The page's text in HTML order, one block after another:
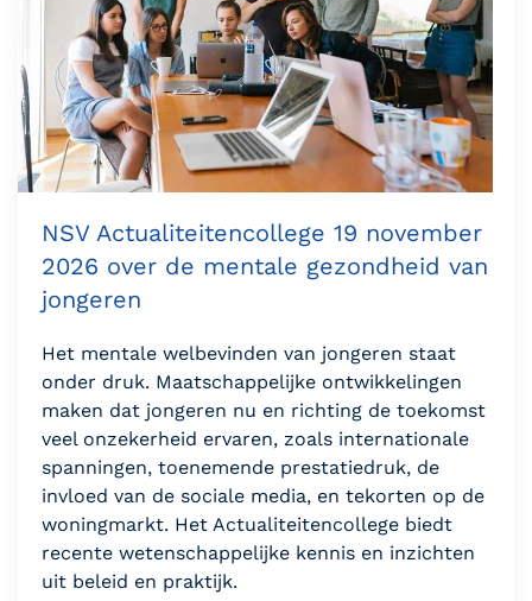
NSV Actualiteitencollege 19 november
2026 over de mentale gezondheid van
jongeren
Het mentale welbevinden van jongeren staat
onder druk. Maatschappelijke ontwikkelingen
maken dat jongeren nu en richting de toekomst
veel onzekerheid ervaren, zoals internationale
spanningen, toenemende prestatiedruk, de
invloed van de sociale media, en tekorten op de
woningmarkt. Het Actualiteitencollege biedt
recente wetenschappelijke kennis en inzichten
uit beleid en praktijk.